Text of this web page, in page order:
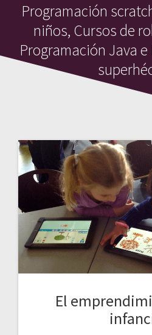
Programación
niños, Cursos de
Programación Java
El